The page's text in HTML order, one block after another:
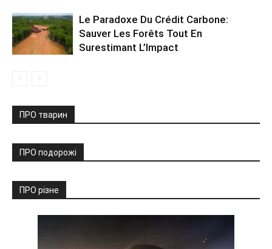
Le Paradoxe Du Crédit Carbone:
Sauver Les Forêts Tout En
Surestimant L’Impact
ПРО тварин
ПРО подорожі
ПРО різне